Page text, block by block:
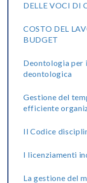
DELLE VOCI DI
COSTO DEL
BUDGET
Deontologia per
deontologica
Gestione del
efficiente
Il Codice
I licenziamenti
La gestione del